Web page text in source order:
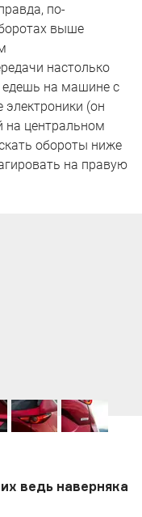
по-
выше
настолько
едешь на машине с
(он
на центральном
обороты ниже
на правую
ведь наверняка